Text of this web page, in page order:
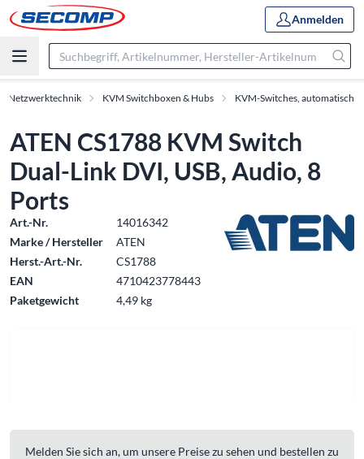
Anmelden
Netzwerktechnik KVM Switchboxen & Hubs KVM-Switches, automatisch
ATEN CS1788 KVM Switch
Dual-Link DVI, USB, Audio, 8
Ports
Art.-Nr.
14016342
Marke / Hersteller
ATEN
Herst.-Art.-Nr.
CS1788
EAN
4710423778443
Paketgewicht
4,49 kg
Melden Sie sich an, um unsere Preise zu sehen und bestellen zu